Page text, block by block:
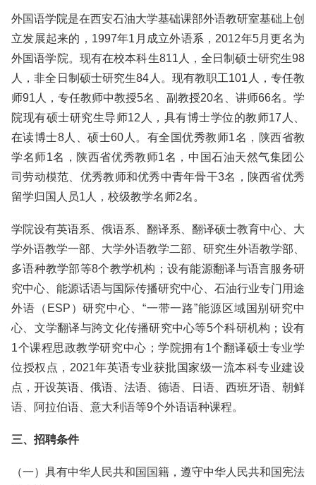
外国语学院是在西安石油大学基础课部外语教研室基础上创
立发展起来的，1997年1月成立外语系，2012年5月更名为
外国语学院。现有在校本科生811人，全日制硕士研究生98
人，非全日制硕士研究生84人。现有教职工101人，专任教
师91人，专任教师中教授5名、副教授20名、讲师66名。学
院现有硕士研究生导师12人，具有博士学位的教师17人、
在读博士8人、硕士60人。有全国优秀教师1名，陕西省教
学名师1名，陕西省优秀教师1名，中国石油天然气集团公
司劳动模范、优秀教师和优秀中青年骨干3名，陕西省优秀
留学归国人员1人，校级教学名师2名。
学院设有英语系、俄语系、翻译系、翻译硕士教育中心、大
学外语教学一部、大学外语教学二部、研究生外语教学部、
多语种教学部等8个教学机构；设有能源翻译与语言服务研
究中心、能源话语与国际传播研究中心、石油行业专门用途
外语（ESP）研究中心、“一带一路”能源区域国别研究中
心、文学翻译与跨文化传播研究中心等5个科研机构；设有
1个课程思政教学研究中心；学院拥有1个翻译硕士专业学
位授权点，2021年英语专业获批国家级一流本科专业建设
点，开设英语、俄语、法语、德语、日语、西班牙语、朝鲜
语、阿拉伯语、意大利语等9个外语语种课程。
三、招聘条件
（一）具有中华人民共和国国籍，遵守中华人民共和国宪法